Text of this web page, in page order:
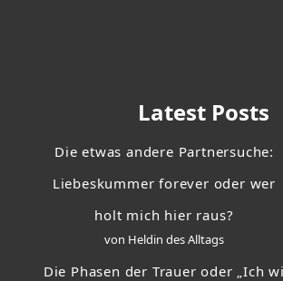
Latest Posts
Die etwas andere Partnersuche:
Liebeskummer forever oder wer
holt mich hier raus?
von Heldin des Alltags
Die Phasen der Trauer oder „Ich